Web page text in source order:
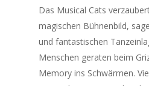
Das Musical Cats
magischen Bühnenbild,
und fantastischen
Menschen geraten beim
Memory ins Schwärmen.